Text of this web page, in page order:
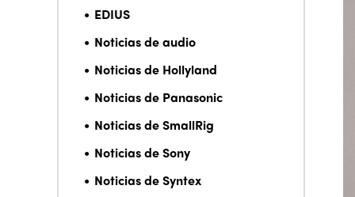
EDIUS
Noticias de audio
Noticias de Hollyland
Noticias de Panasonic
Noticias de SmallRig
Noticias de Sony
Noticias de Syntex